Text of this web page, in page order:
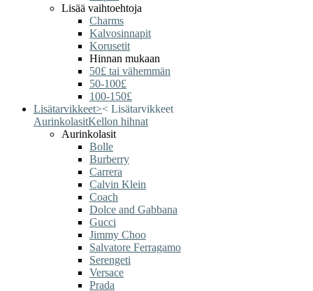
Lisää vaihtoehtoja
Charms
Kalvosinnapit
Korusetit
Hinnan mukaan
50£ tai vähemmän
50-100£
100-150£
Lisätarvikkeet>< Lisätarvikkeet
AurinkolasitKellon hihnat
Aurinkolasit
Bolle
Burberry
Carrera
Calvin Klein
Coach
Dolce and Gabbana
Gucci
Jimmy Choo
Salvatore Ferragamo
Serengeti
Versace
Prada